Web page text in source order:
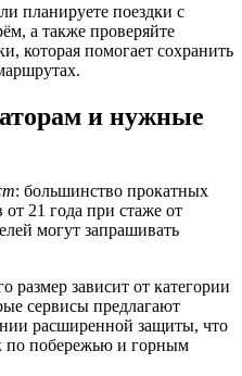
планируете поездки с
а также проверяйте
которая помогает сохранить
и нужные
: большинство прокатных
21 года при стаже от
могут запрашивать
размер зависит от категории
сервисы предлагают
расширенной защиты, что
по побережью и горным